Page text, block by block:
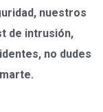
nuestros
de intrusión,
no dudes